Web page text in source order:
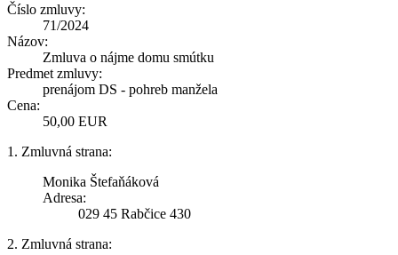
Číslo zmluvy:
71/2024
Názov:
Zmluva o nájme domu smútku
Predmet zmluvy:
prenájom DS - pohreb manžela
Cena:
50,00 EUR
1. Zmluvná strana:
Monika Štefaňáková
Adresa:
029 45 Rabčice 430
2. Zmluvná strana: